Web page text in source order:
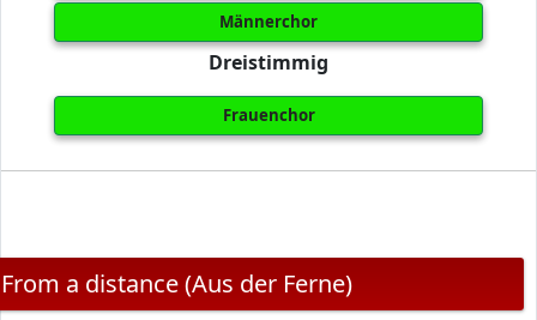
Männerchor
Dreistimmig
Frauenchor
From a distance (Aus der Ferne)